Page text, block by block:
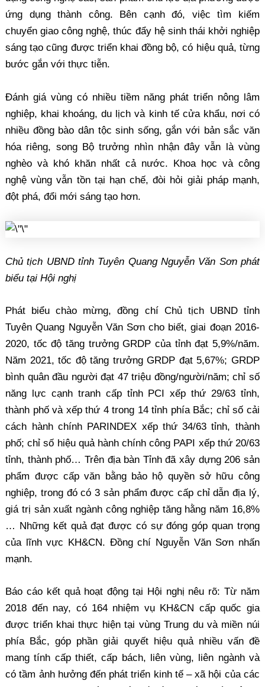
ứng dụng thành công. Bên cạnh đó, việc tìm kiếm
chuyển giao công nghệ, thúc đẩy hệ sinh thái khởi nghiệp
sáng tạo cũng được triển khai đồng bộ, có hiệu quả, từng
bước gắn với thực tiễn.
Đánh giá vùng có nhiều tiềm năng phát triển nông lâm
nghiệp, khai khoáng, du lịch và kinh tế cửa khẩu, nơi có
nhiều đồng bào dân tộc sinh sống, gắn với bản sắc văn
hóa riêng, song Bộ trưởng nhìn nhận đây vẫn là vùng
nghèo và khó khăn nhất cả nước. Khoa học và công
nghệ vùng vẫn tồn tại hạn chế, đòi hỏi giải pháp mạnh,
đột phá, đổi mới sáng tạo hơn.
Chủ tịch UBND tỉnh Tuyên Quang Nguyễn Văn Sơn phát
biểu tại Hội nghị
Phát biểu chào mừng, đồng chí Chủ tịch UBND tỉnh
Tuyên Quang Nguyễn Văn Sơn cho biết, giai đoạn 2016-
2020, tốc độ tăng trưởng GRDP của tỉnh đạt 5,9%/năm.
Năm 2021, tốc độ tăng trưởng GRDP đạt 5,67%; GRDP
bình quân đầu người đạt 47 triệu đồng/người/năm; chỉ số
năng lực cạnh tranh cấp tỉnh PCI xếp thứ 29/63 tỉnh,
thành phố và xếp thứ 4 trong 14 tỉnh phía Bắc; chỉ số cải
cách hành chính PARINDEX xếp thứ 34/63 tỉnh, thành
phố; chỉ số hiệu quả hành chính công PAPI xếp thứ 20/63
tỉnh, thành phố… Trên địa bàn Tỉnh đã xây dựng 206 sản
phẩm được cấp văn bằng bảo hộ quyền sở hữu công
nghiệp, trong đó có 3 sản phẩm được cấp chỉ dẫn địa lý,
giá trị sản xuất ngành công nghiệp tăng hằng năm 16,8%
… Những kết quả đạt được có sự đóng góp quan trọng
của lĩnh vực KH&CN. Đồng chí Nguyễn Văn Sơn nhấn
mạnh.
Báo cáo kết quả hoạt động tại Hội nghị nêu rõ: Từ năm
2018 đến nay, có 164 nhiệm vụ KH&CN cấp quốc gia
được triển khai thực hiện tại vùng Trung du và miền núi
phía Bắc, góp phần giải quyết hiệu quả nhiều vấn đề
mang tính cấp thiết, cấp bách, liên vùng, liên ngành và
có tầm ảnh hưởng đến phát triển kinh tế – xã hội của các